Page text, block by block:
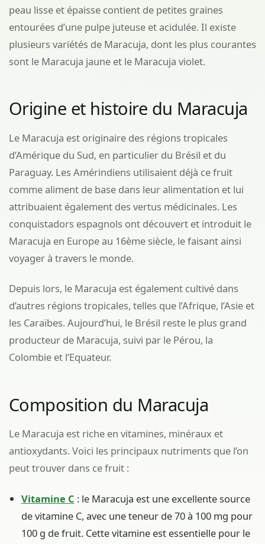
peau lisse et épaisse contient de petites graines
entourées d’une pulpe juteuse et acidulée. Il existe
plusieurs variétés de Maracuja, dont les plus courantes
sont le Maracuja jaune et le Maracuja violet.
Origine et histoire du Maracuja
Le Maracuja est originaire des régions tropicales
d’Amérique du Sud, en particulier du Brésil et du
Paraguay. Les Amérindiens utilisaient déjà ce fruit
comme aliment de base dans leur alimentation et lui
attribuaient également des vertus médicinales. Les
conquistadors espagnols ont découvert et introduit le
Maracuja en Europe au 16ème siècle, le faisant ainsi
voyager à travers le monde.
Depuis lors, le Maracuja est également cultivé dans
d’autres régions tropicales, telles que l’Afrique, l’Asie et
les Caraïbes. Aujourd’hui, le Brésil reste le plus grand
producteur de Maracuja, suivi par le Pérou, la
Colombie et l’Equateur.
Composition du Maracuja
Le Maracuja est riche en vitamines, minéraux et
antioxydants. Voici les principaux nutriments que l’on
peut trouver dans ce fruit :
Vitamine C : le Maracuja est une excellente source
de vitamine C, avec une teneur de 70 à 100 mg pour
100 g de fruit. Cette vitamine est essentielle pour le